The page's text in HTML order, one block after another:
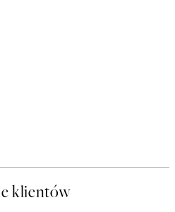
klientów